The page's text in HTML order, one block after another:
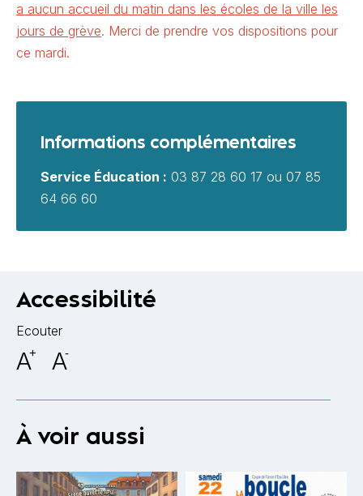
a aucun accueil du matin dans les écoles de la ville les
jours de grève. Merci de prendre vos dispositions pour
ce mardi.
Informations complémentaires
Service Éducation : 03 87 28 60 17 ou 07 85
64 66 60
Accessibilité
Ecouter
A+ A-
À voir aussi